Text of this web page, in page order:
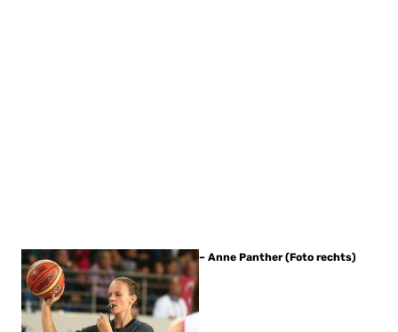
– Anne Panther (Foto rechts)